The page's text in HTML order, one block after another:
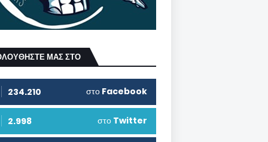
ΜΑΣ ΣΤΟ
234.210 στο Facebook
2.998 στο Twitter